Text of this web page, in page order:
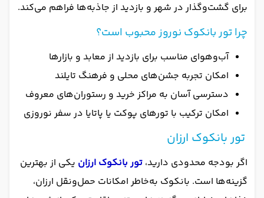
برای گشت‌وگذار در شهر و بازدید از جاذبه‌ها فراهم می‌کند.
چرا تور بانکوک نوروز محبوب است؟
آب‌وهوای مناسب برای بازدید از معابد و بازارها
امکان تجربه جشن‌های محلی و فرهنگ تایلند
دسترسی آسان به مراکز خرید و رستوران‌های معروف
امکان ترکیب با تورهای پوکت یا پاتایا در سفر نوروزی
تور بانکوک ارزان
اگر بودجه محدودی دارید، تور بانکوک ارزان یکی از بهترین
گزینه‌ها است. بانکوک به‌خاطر امکانات حمل‌ونقل ارزان،